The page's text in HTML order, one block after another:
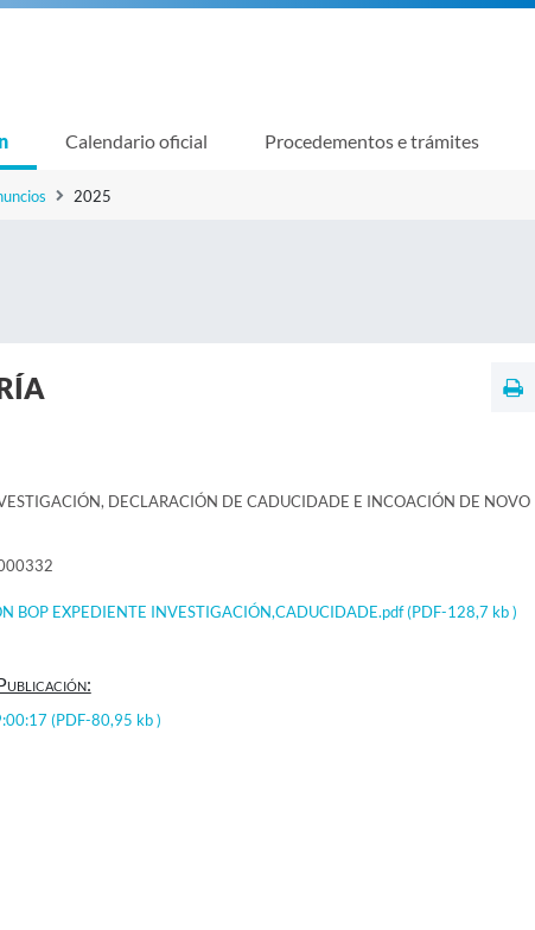
Calendario oficial Procedementos e trámites
2025
DECLARACIÓN DE CADUCIDADE E INCOACIÓN DE NOVO
BOP EXPEDIENTE INVESTIGACIÓN,CADUCIDADE.pdf(PDF-128,7 kb )
(PDF-80,95 kb )